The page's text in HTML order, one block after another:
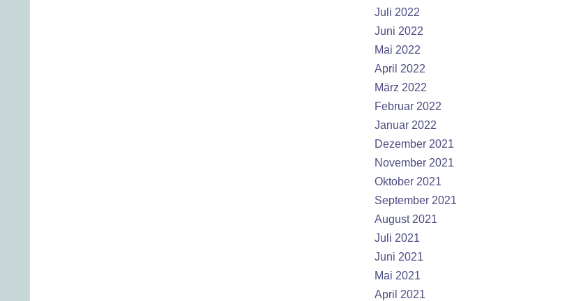
Juli 2022
Juni 2022
Mai 2022
April 2022
März 2022
Februar 2022
Januar 2022
Dezember 2021
November 2021
Oktober 2021
September 2021
August 2021
Juli 2021
Juni 2021
Mai 2021
April 2021